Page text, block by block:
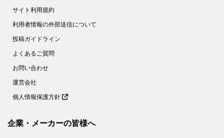
サイト利用規約
利用者情報の外部送信について
投稿ガイドライン
よくあるご質問
お問い合わせ
運営会社
個人情報保護方針
企業・メーカーの皆様へ